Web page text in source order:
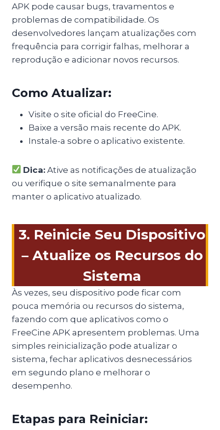
APK pode causar bugs, travamentos e
problemas de compatibilidade. Os
desenvolvedores lançam atualizações com
frequência para corrigir falhas, melhorar a
reprodução e adicionar novos recursos.
Como Atualizar:
Visite o site oficial do FreeCine.
Baixe a versão mais recente do APK.
Instale-a sobre o aplicativo existente.
Dica: Ative as notificações de atualização
ou verifique o site semanalmente para
manter o aplicativo atualizado.
3. Reinicie Seu Dispositivo
– Atualize os Recursos do
Sistema
Às vezes, seu dispositivo pode ficar com
pouca memória ou recursos do sistema,
fazendo com que aplicativos como o
FreeCine APK apresentem problemas. Uma
simples reinicialização pode atualizar o
sistema, fechar aplicativos desnecessários
em segundo plano e melhorar o
desempenho.
Etapas para Reiniciar: